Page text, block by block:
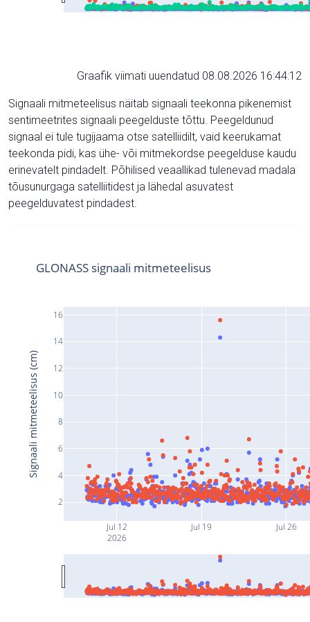
Graafik viimati uuendatud 08.08.2026 16:44:12
Signaali mitmeteelisus näitab signaali teekonna pikenemist
sentimeetrites signaali peegelduste tõttu. Peegeldunud
signaal ei tule tugijaama otse satelliidilt, vaid keerukamat
teekonda pidi, kas ühe- või mitmekordse peegelduse kaudu
erinevatelt pindadelt. Põhilised veaallikad tulenevad madala
tõusunurgaga satelliitidest ja lähedal asuvatest
peegelduvatest pindadest.
Jul 12
2026
Jul 19 Jul 26
2
4
6
8
10
12
14
16
GLONASS signaali mitmeteelisus
Signaali mitmeteelisus (cm)